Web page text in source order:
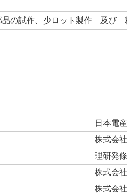
品の試作、少ロット製作 及び
日本電
株式会
理研発
株式会
株式会